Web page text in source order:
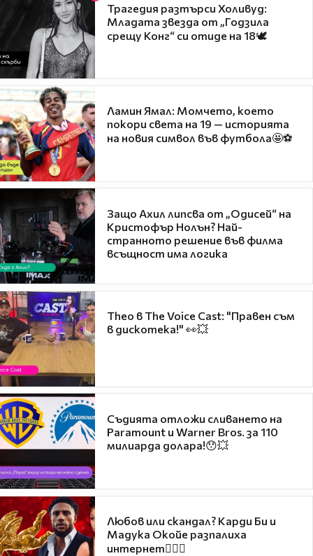
Трагедия разтърси Холивуд:
Младата звезда от „Годзила
срещу Конг“ си отиде на 18🕊️
Ламин Ямал: Момчето, което
покори света на 19 — историята
на новия символ във футбола🤩⚽
Защо Ахил липсва от „Одисей“ на
Кристофър Нолън? Най-
странното решение във филма
всъщност има логика
Theo в The Voice Cast: "Правен съм
в дискотека!" 👀💥
Съдията отложи сливането на
Paramount и Warner Bros. за 110
милиарда долара!😯💥
Любов или скандал? Карди Би и
Мадука Окойе разпалиха
интернет❤️‍🔥🔥